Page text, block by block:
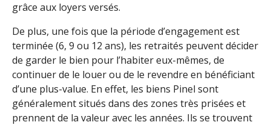
grâce aux loyers versés.
De plus, une fois que la période d’engagement est
terminée (6, 9 ou 12 ans), les retraités peuvent décider
de garder le bien pour l’habiter eux-mêmes, de
continuer de le louer ou de le revendre en bénéficiant
d’une plus-value. En effet, les biens Pinel sont
généralement situés dans des zones très prisées et
prennent de la valeur avec les années. Ils se trouvent